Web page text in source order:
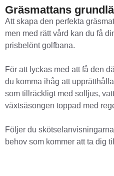
Gräsmattans
Att skapa den perfekta
men med rätt vård kan du få
prisbelönt golfbana.
För att lyckas med att få den
du komma ihåg att
som tillräckligt med solljus,
växtsäsongen toppad med
Följer du
behov som kommer att ta dig